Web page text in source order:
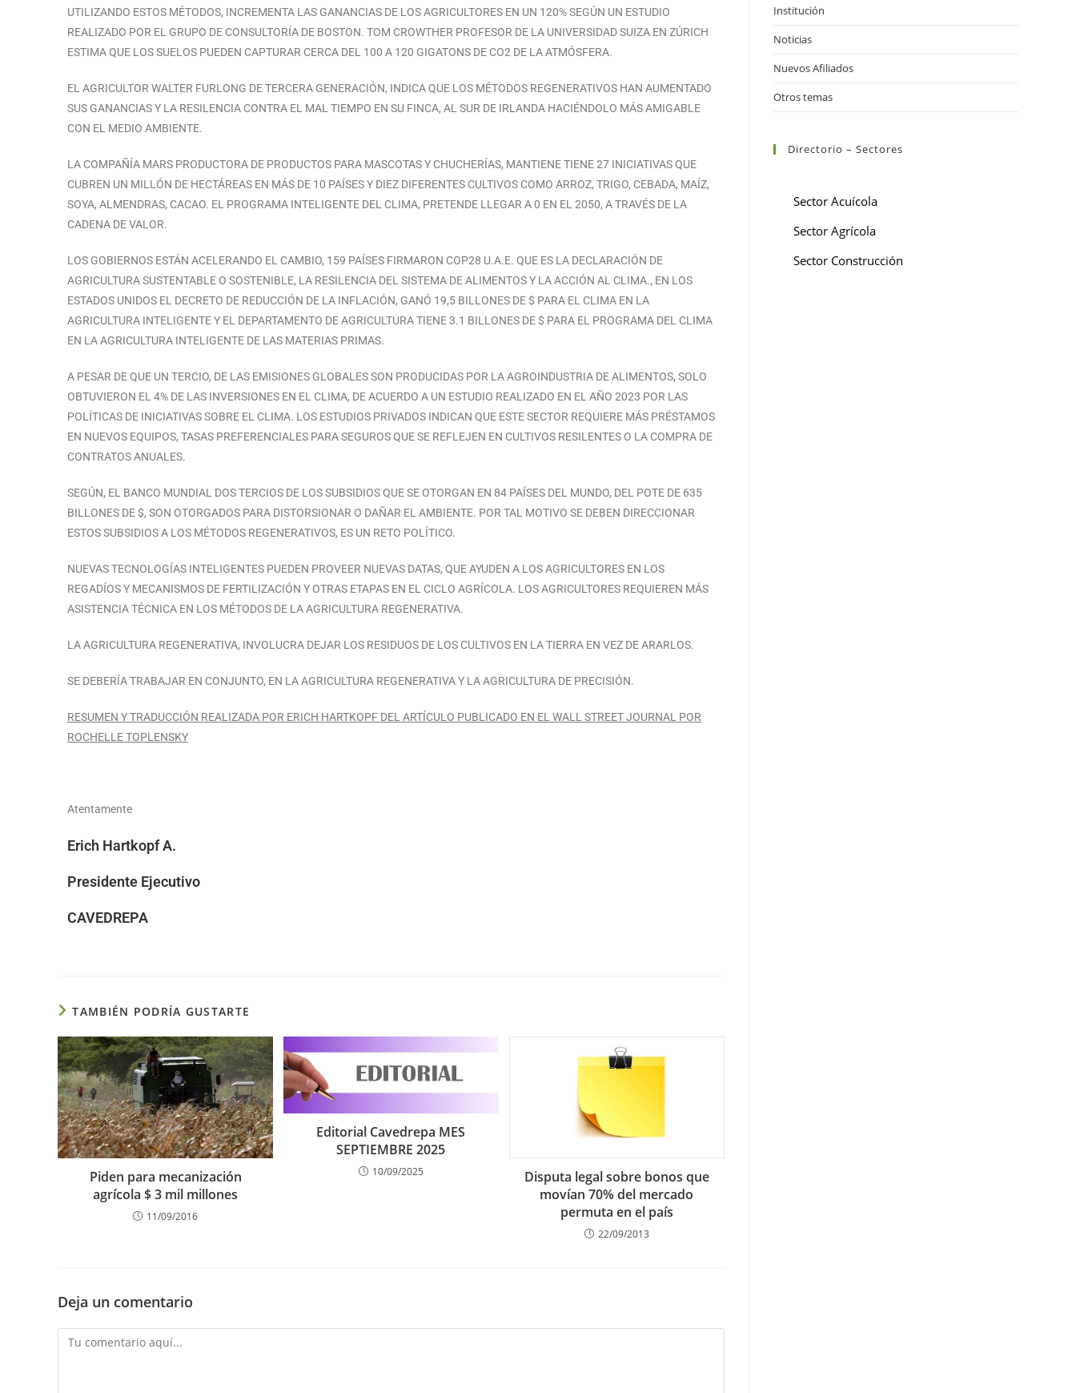
UTILIZANDO ESTOS MÉTODOS, INCREMENTA LAS GANANCIAS DE LOS AGRICULTORES EN UN 120% SEGÚN UN ESTUDIO
REALIZADO POR EL GRUPO DE CONSULTORÍA DE BOSTON. TOM CROWTHER PROFESOR DE LA UNIVERSIDAD SUIZA EN ZÚRICH
ESTIMA QUE LOS SUELOS PUEDEN CAPTURAR CERCA DEL 100 A 120 GIGATONS DE CO2 DE LA ATMÓSFERA.
EL AGRICULTOR WALTER FURLONG DE TERCERA GENERACIÓN, INDICA QUE LOS MÉTODOS REGENERATIVOS HAN AUMENTADO
SUS GANANCIAS Y LA RESILENCIA CONTRA EL MAL TIEMPO EN SU FINCA, AL SUR DE IRLANDA HACIÉNDOLO MÁS AMIGABLE
CON EL MEDIO AMBIENTE.
LA COMPAÑÍA MARS PRODUCTORA DE PRODUCTOS PARA MASCOTAS Y CHUCHERÍAS, MANTIENE TIENE 27 INICIATIVAS QUE
CUBREN UN MILLÓN DE HECTÁREAS EN MÁS DE 10 PAÍSES Y DIEZ DIFERENTES CULTIVOS COMO ARROZ, TRIGO, CEBADA, MAÍZ,
SOYA, ALMENDRAS, CACAO. EL PROGRAMA INTELIGENTE DEL CLIMA, PRETENDE LLEGAR A 0 EN EL 2050, A TRAVÉS DE LA
CADENA DE VALOR.
LOS GOBIERNOS ESTÁN ACELERANDO EL CAMBIO, 159 PAÍSES FIRMARON COP28 U.A.E. QUE ES LA DECLARACIÓN DE
AGRICULTURA SUSTENTABLE O SOSTENIBLE, LA RESILENCIA DEL SISTEMA DE ALIMENTOS Y LA ACCIÓN AL CLIMA., EN LOS
ESTADOS UNIDOS EL DECRETO DE REDUCCIÓN DE LA INFLACIÓN, GANÓ 19,5 BILLONES DE $ PARA EL CLIMA EN LA
AGRICULTURA INTELIGENTE Y EL DEPARTAMENTO DE AGRICULTURA TIENE 3.1 BILLONES DE $ PARA EL PROGRAMA DEL CLIMA
EN LA AGRICULTURA INTELIGENTE DE LAS MATERIAS PRIMAS.
A PESAR DE QUE UN TERCIO, DE LAS EMISIONES GLOBALES SON PRODUCIDAS POR LA AGROINDUSTRIA DE ALIMENTOS, SOLO
OBTUVIERON EL 4% DE LAS INVERSIONES EN EL CLIMA, DE ACUERDO A UN ESTUDIO REALIZADO EN EL AÑO 2023 POR LAS
POLÍTICAS DE INICIATIVAS SOBRE EL CLIMA. LOS ESTUDIOS PRIVADOS INDICAN QUE ESTE SECTOR REQUIERE MÁS PRÉSTAMOS
EN NUEVOS EQUIPOS, TASAS PREFERENCIALES PARA SEGUROS QUE SE REFLEJEN EN CULTIVOS RESILENTES O LA COMPRA DE
CONTRATOS ANUALES.
SEGÚN, EL BANCO MUNDIAL DOS TERCIOS DE LOS SUBSIDIOS QUE SE OTORGAN EN 84 PAÍSES DEL MUNDO, DEL POTE DE 635
BILLONES DE $, SON OTORGADOS PARA DISTORSIONAR O DAÑAR EL AMBIENTE. POR TAL MOTIVO SE DEBEN DIRECCIONAR
ESTOS SUBSIDIOS A LOS MÉTODOS REGENERATIVOS, ES UN RETO POLÍTICO.
NUEVAS TECNOLOGÍAS INTELIGENTES PUEDEN PROVEER NUEVAS DATAS, QUE AYUDEN A LOS AGRICULTORES EN LOS
REGADÍOS Y MECANISMOS DE FERTILIZACIÓN Y OTRAS ETAPAS EN EL CICLO AGRÍCOLA. LOS AGRICULTORES REQUIEREN MÁS
ASISTENCIA TÉCNICA EN LOS MÉTODOS DE LA AGRICULTURA REGENERATIVA.
LA AGRICULTURA REGENERATIVA, INVOLUCRA DEJAR LOS RESIDUOS DE LOS CULTIVOS EN LA TIERRA EN VEZ DE ARARLOS.
SE DEBERÍA TRABAJAR EN CONJUNTO, EN LA AGRICULTURA REGENERATIVA Y LA AGRICULTURA DE PRECISIÓN.
RESUMEN Y TRADUCCIÓN REALIZADA POR ERICH HARTKOPF DEL ARTÍCULO PUBLICADO EN EL WALL STREET JOURNAL POR
ROCHELLE TOPLENSKY
Atentamente
Erich Hartkopf A.
Presidente Ejecutivo
CAVEDREPA
TAMBIÉN PODRÍA GUSTARTE
Piden para mecanización
agrícola $ 3 mil millones
11/09/2016
Editorial Cavedrepa MES
SEPTIEMBRE 2025
10/09/2025
Disputa legal sobre bonos que
movían 70% del mercado
permuta en el país
22/09/2013
Deja un comentario
Institución
Noticias
Nuevos Afiliados
Otros temas
Directorio – Sectores
Sector Acuícola
Sector Agrícola
Sector Construcción